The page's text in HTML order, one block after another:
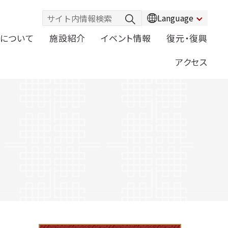
Language
ついて 施設紹介 イベント情報
復元・復興
アクセス